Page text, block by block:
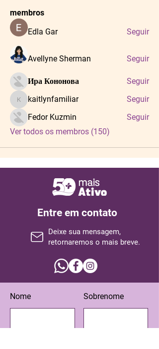
membros
Edla Gar
Seguir
Avellyne Sherman Seguir
Ира Кононова Seguir
kaitlynfamiliar
kaitlynfamiliar
Seguir
Fedor Kuzmin
Seguir
Ver todos os membros (150)
Entre em contato
Deixe sua mensagem,
retornaremos o mais breve.
Nome Sobrenome